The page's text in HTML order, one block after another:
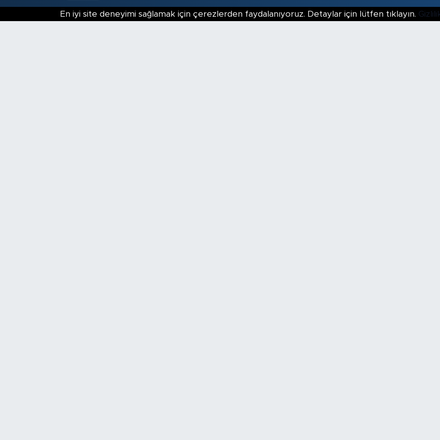
En iyi site deneyimi sağlamak için çerezlerden faydalanıyoruz. Detaylar için lütfen tıklayın.